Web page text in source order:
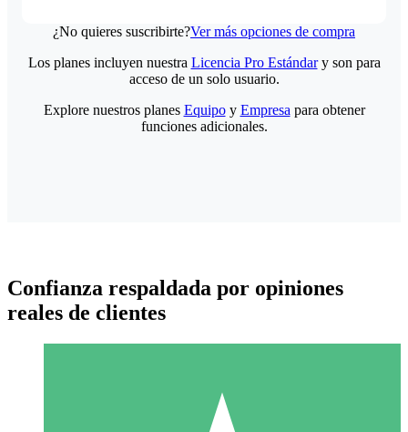
¿No quieres suscribirte?Ver más opciones de compra
Los planes incluyen nuestra Licencia Pro Estándary son para
acceso de un solo usuario.
Explore nuestros planes Equipoy Empresa para obtener
funciones adicionales.
Confianza respaldada por opiniones
reales de clientes